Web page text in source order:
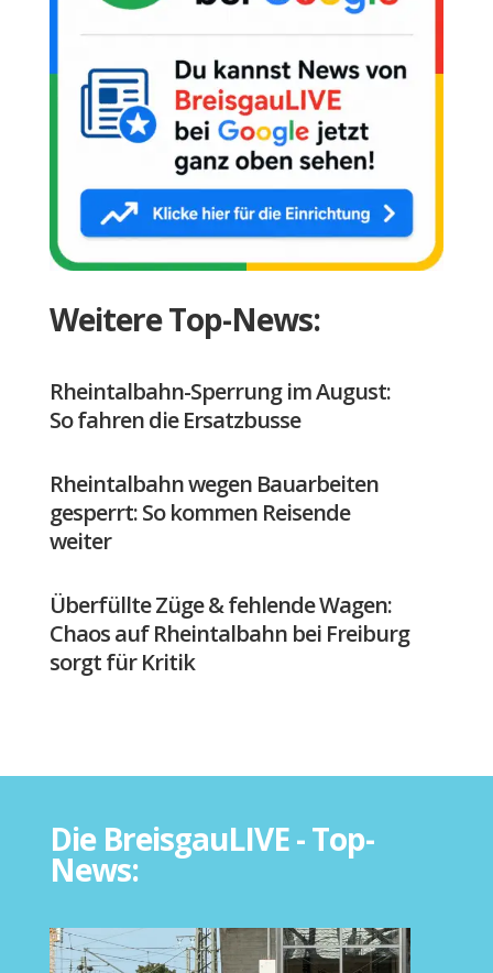
Weitere Top-News:
Rheintalbahn-Sperrung im August:
So fahren die Ersatzbusse
Rheintalbahn wegen Bauarbeiten
gesperrt: So kommen Reisende
weiter
Überfüllte Züge & fehlende Wagen:
Chaos auf Rheintalbahn bei Freiburg
sorgt für Kritik
Die BreisgauLIVE - Top-
News: